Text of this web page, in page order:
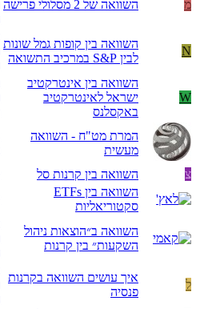
מ השוואה של 2 מסלולי פרישה
N
השוואה בין קופות גמל שונות
לבין S&P במרכיב התשואה
W
השוואה בין אינטרקטיב
ישראל לאינטרקטיב
באקסלנס
המרת מט"ח - השוואה
מעשית
צ השוואה בין קרנות סל
השוואה בין ETFs
סקטוריאליות
השוואה ב״הוצאות ניהול
השקעות״ בין קרנות
ל
איך עושים השוואה בקרנות
פנסיה